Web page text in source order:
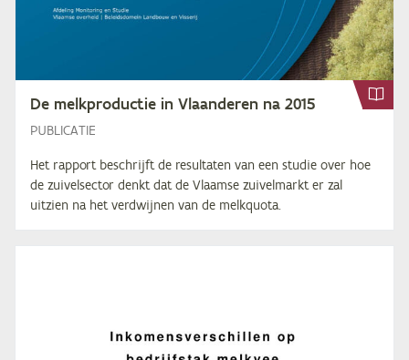
De melk­pro­duc­tie in Vlaan­de­ren na 2015
PUBLICATIE
Het rapport beschrijft de resultaten van een studie over hoe
de zuivelsector denkt dat de Vlaamse zuivelmarkt er zal
uitzien na het verdwijnen van de melkquota.